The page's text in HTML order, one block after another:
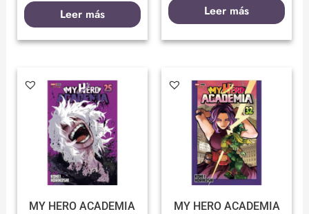
Leer más Leer más
MY HERO ACADEMIA
MY HERO ACADEMIA